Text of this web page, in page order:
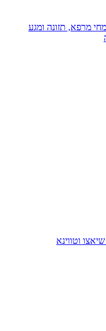
מרפא, תזונה ומגע
וטווינא